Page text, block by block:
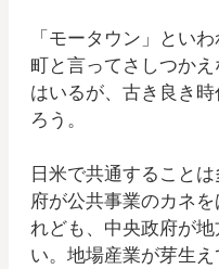
「モータウン」とい
町と言ってさしつか
はいるが、古き良き
ろう。
日米で共通すること
府が公共事業のカネ
れども、中央政府が
い。地場産業が芽生